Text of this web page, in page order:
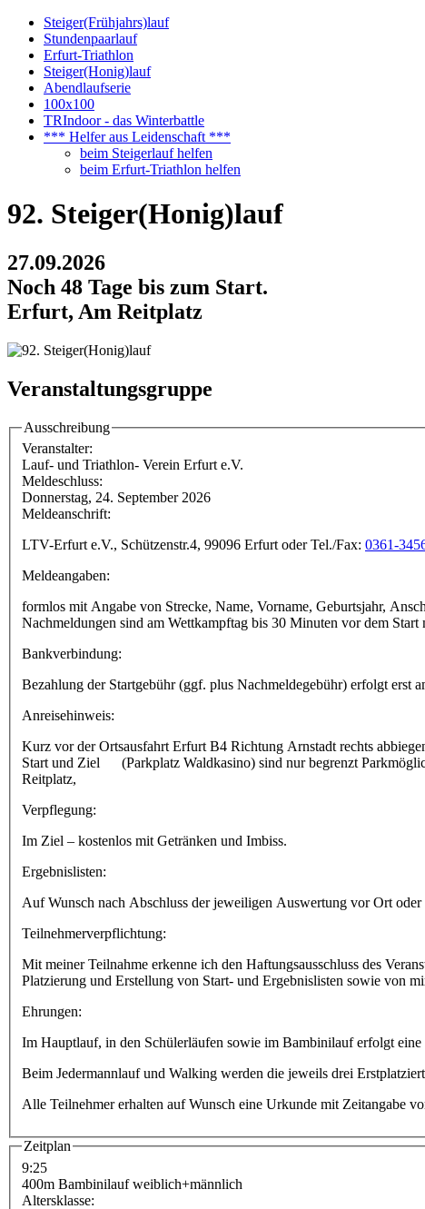
Steiger(Frühjahrs)lauf
Stundenpaarlauf
Erfurt-Triathlon
Steiger(Honig)lauf
Abendlaufserie
100x100
TRIndoor - das Winterbattle
*** Helfer aus Leidenschaft ***
beim Steigerlauf helfen
beim Erfurt-Triathlon helfen
92. Steiger(Honig)lauf
27.09.2026
Noch 48 Tage bis zum Start.
Erfurt, Am Reitplatz
Veranstaltungsgruppe
Ausschreibung
Veranstalter:
Lauf- und Triathlon- Verein Erfurt e.V.
Meldeschluss:
Donnerstag, 24. September 2026
Meldeanschrift:
LTV-Erfurt e.V., Schützenstr.4, 99096 Erfurt oder Tel./Fax: 0361-
Meldeangaben:
formlos mit Angabe von Strecke, Name, Vorname, Geburtsjahr,
Nachmeldungen sind am Wettkampftag bis 30 Minuten vor dem
Bankverbindung:
Bezahlung der Startgebühr (ggf. plus Nachmeldegebühr) erfolgt erst
Anreisehinweis:
Kurz vor der Ortsausfahrt Erfurt B4 Richtung Arnstadt rechts
Start und Ziel (Parkplatz Waldkasino) sind nur begrenzt
Reitplatz,
Verpflegung:
Im Ziel – kostenlos mit Getränken und Imbiss.
Ergebnislisten:
Auf Wunsch nach Abschluss der jeweiligen Auswertung vor Ort oder
Teilnehmerverpflichtung:
Mit meiner Teilnahme erkenne ich den Haftungsausschluss des
Platzierung und Erstellung von Start- und Ergebnislisten sowie von
Ehrungen:
Im Hauptlauf, in den Schülerläufen sowie im Bambinilauf erfolgt
Beim Jedermannlauf und Walking werden die jeweils drei
Alle Teilnehmer erhalten auf Wunsch eine Urkunde mit Zeitangabe
Zeitplan
9:25
400m Bambinilauf weiblich+männlich
Altersklasse: